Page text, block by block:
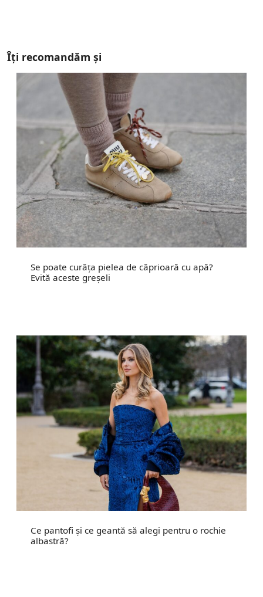
Îți recomandăm și
Se poate curăța pielea de căprioară cu apă?
Evită aceste greșeli
Ce pantofi și ce geantă să alegi pentru o rochie
albastră?